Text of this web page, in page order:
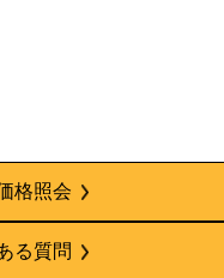
格照会
る質問